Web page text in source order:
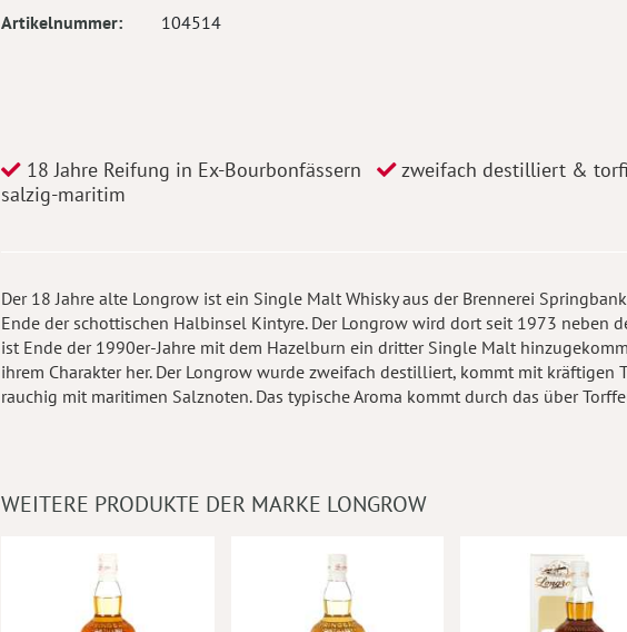
Artikelnummer
104514
18 Jahre Reifung in Ex-Bourbonfässern zweifach destilliert &
salzig-maritim
Der 18 Jahre alte Longrow ist ein Single Malt Whisky aus der Brennerei
Ende der schottischen Halbinsel Kintyre. Der Longrow wird dort seit 1973 neben
ist Ende der 1990er-Jahre mit dem Hazelburn ein dritter Single Malt
ihrem Charakter her. Der Longrow wurde zweifach destilliert, kommt mit kräftigen
rauchig mit maritimen Salznoten. Das typische Aroma kommt durch das über
WEITERE PRODUKTE DER MARKE LONGROW